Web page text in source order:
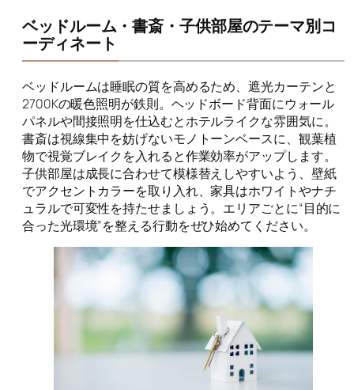
ベッドルーム・書斎・子供部屋のテーマ別コ
ーディネート
ベッドルームは睡眠の質を高めるため、遮光カーテンと
2700Kの暖色照明が鉄則。ヘッドボード背面にウォール
パネルや間接照明を仕込むとホテルライクな雰囲気に。
書斎は視線集中を妨げないモノトーンベースに、観葉植
物で視覚ブレイクを入れると作業効率がアップします。
子供部屋は成長に合わせて模様替えしやすいよう、壁紙
でアクセントカラーを取り入れ、家具はホワイトやナチ
ュラルで可変性を持たせましょう。エリアごとに“目的に
合った光環境”を整える行動をぜひ始めてください。